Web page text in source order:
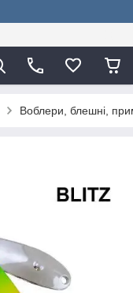
Воблери, блешні,